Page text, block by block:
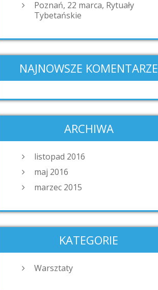
Poznań, 22 marca, Rytuały
Tybetańskie
NAJNOWSZE KOMENTARZE
ARCHIWA
listopad 2016
maj 2016
marzec 2015
KATEGORIE
Warsztaty